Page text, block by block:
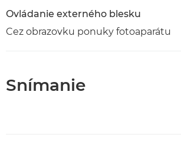
Ovládanie externého blesku
Cez obrazovku ponuky fotoaparátu
Snímanie